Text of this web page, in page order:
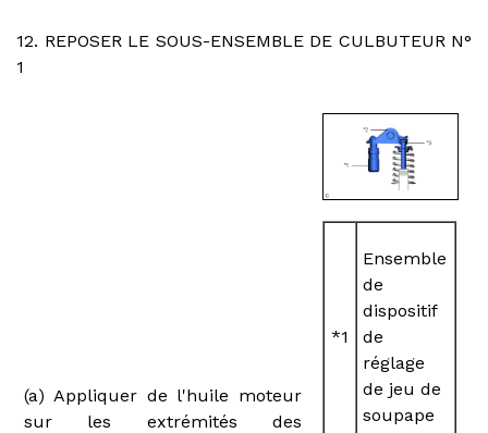
12. REPOSER LE SOUS-ENSEMBLE DE CULBUTEUR N°
1
(a) Appliquer de l'huile moteur
sur les extrémités des
*1
Ensemble
de
dispositif
de
réglage
de jeu de
soupape